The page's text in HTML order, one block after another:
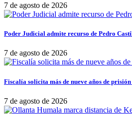
7 de agosto de 2026
Poder Judicial admite recurso de Pedro
7 de agosto de 2026
Fiscalía solicita más de nueve años de
7 de agosto de 2026